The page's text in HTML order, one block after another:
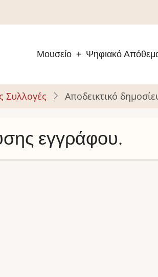
Μουσείο Ψηφιακό
Συλλογές Αποδεικτικό
εγγράφου.